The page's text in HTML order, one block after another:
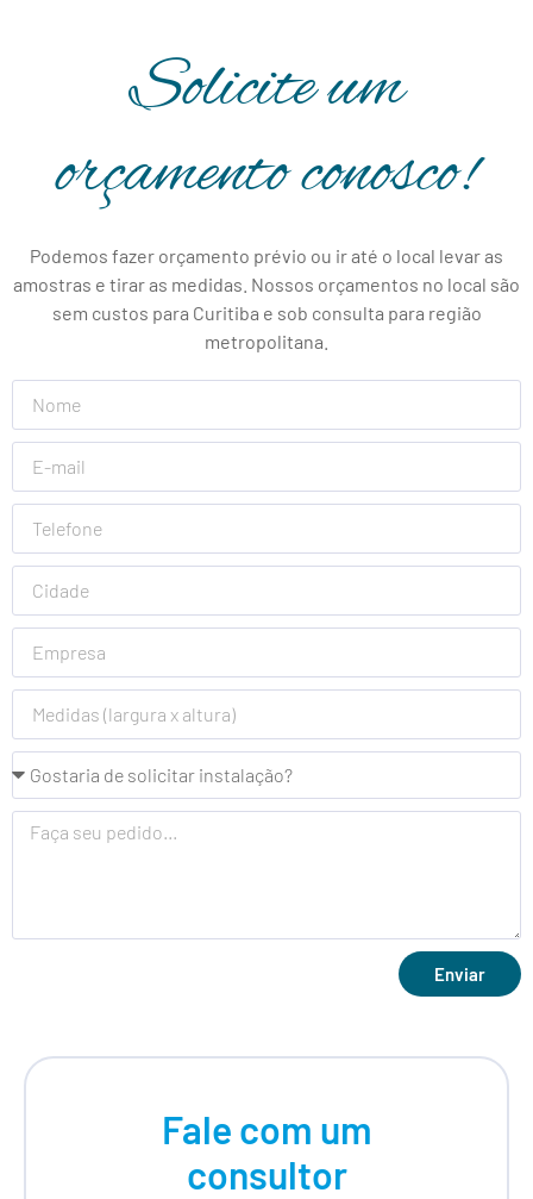
Solicite um
orçamento conosco!
Podemos fazer orçamento prévio ou ir até o local levar as
amostras e tirar as medidas. Nossos orçamentos no local são
sem custos para Curitiba e sob consulta para região
metropolitana.
Enviar
Fale com um
consultor